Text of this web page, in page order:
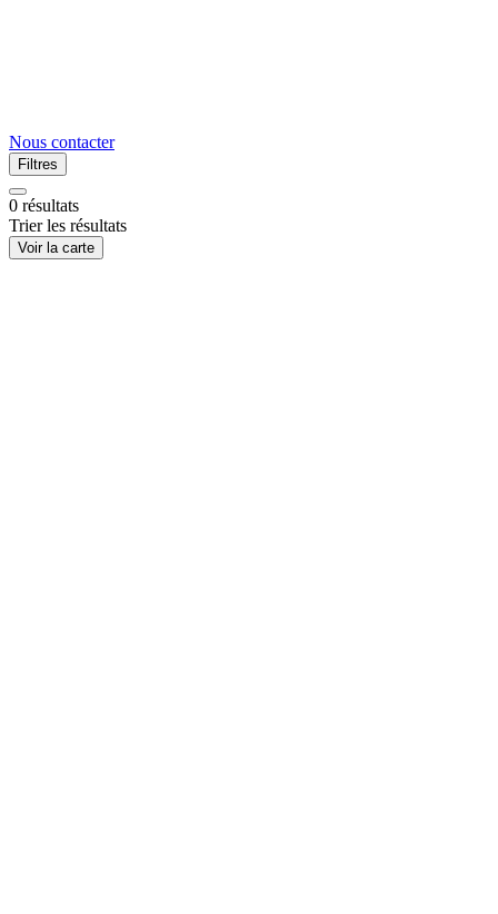
Nous contacter
Filtres
0 résultats
Trier les résultats
Voir la carte